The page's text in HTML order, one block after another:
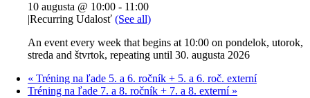
10 augusta @ 10:00 - 11:00
|Recurring Udalosť (See all)
An event every week that begins at 10:00 on pondelok, utorok,
streda and štvrtok, repeating until 30. augusta 2026
« Tréning na ľade 5. a 6. ročník + 5. a 6. roč. externí
Tréning na ľade 7. a 8. ročník + 7. a 8. externí »